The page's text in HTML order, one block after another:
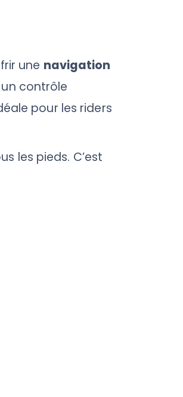
une navigation
contrôle
pour les riders
les pieds. C’est